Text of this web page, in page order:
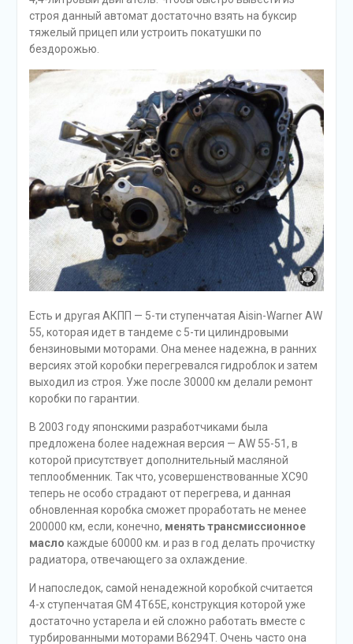
строя данный автомат достаточно взять на буксир
тяжелый прицеп или устроить покатушки по
бездорожью.
Есть и другая АКПП — 5-ти ступенчатая Aisin-Warnеr AW
55, которая идет в тандеме с 5-ти цилиндровыми
бензиновыми моторами. Она менее надежна, в ранних
версиях этой коробки перегревался гидроблок и затем
выходил из строя. Уже после 30000 км делали ремонт
коробки по гарантии.
В 2003 году японскими разработчиками была
предложена более надежная версия — AW 55-51, в
которой присутствует дополнительный масляной
теплообменник. Так что, усовершенствованные ХС90
теперь не особо страдают от перегрева, и данная
обновленная коробка сможет проработать не менее
200000 км, если, конечно, менять трансмиссионное
масло каждые 60000 км. и раз в год делать прочистку
радиатора, отвечающего за охлаждение.
И напоследок, самой ненадежной коробкой считается
4-х ступенчатая GM 4Т65Е, конструкция которой уже
достаточно устарела и ей сложно работать вместе с
турбированными моторами B6294T. Очень часто она